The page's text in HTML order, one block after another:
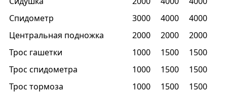
Спидометр
3000 4000
4000
Центральная подножка
2000 2000
2000
Трос гашетки
1000 1500
1500
Трос спидометра
1000 1500
1500
Трос тормоза
1000 1500
1500